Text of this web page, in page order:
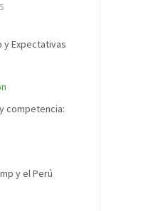
y Expectativas
competencia:
y el Perú